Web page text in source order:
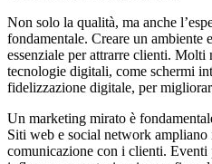
Non solo la qualità, ma anche
fondamentale. Creare un ambiente
essenziale per attrarre clienti. Molti
tecnologie digitali, come schermi
fidelizzazione digitale, per
Un marketing mirato è
Siti web e social network
comunicazione con i clienti.